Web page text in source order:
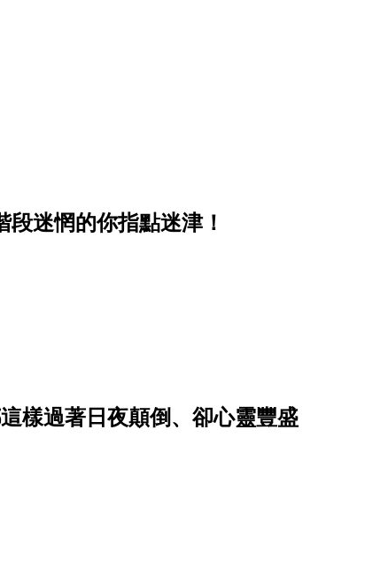
段迷惘的你指點迷津！
樣過著日夜顛倒、卻心靈豐盛